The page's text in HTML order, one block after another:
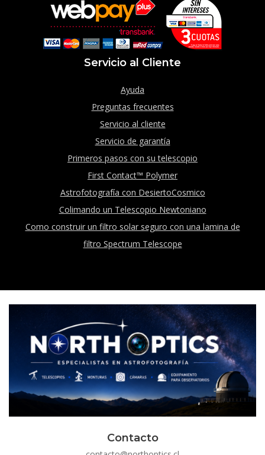
Servicio al Cliente
Ayuda
Preguntas frecuentes
Servicio al cliente
Servicio de garantía
Primeros pasos con su telescopio
First Contact™ Polymer
Astrofotografía con DesiertoCosmico
Colimando un Telescopio Newtoniano
Como construir un filtro solar seguro con una lamina de
filtro Spectrum Telescope
Contacto